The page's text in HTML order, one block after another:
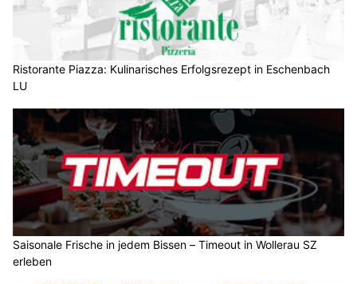
Ristorante Piazza: Kulinarisches Erfolgsrezept in Eschenbach
LU
Saisonale Frische in jedem Bissen – Timeout in Wollerau SZ
erleben